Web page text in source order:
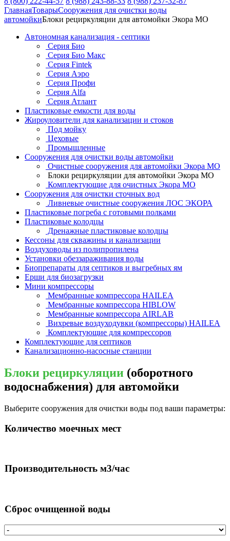
ГлавнаяТоварыСооружения для очистки воды
автомойкиБлоки рециркуляции для автомойки Экора МО
Автономная канализация - септики
Серия Био
Серия Био Макс
Серия Fintek
Серия Аэро
Серия Профи
Серия Alfa
Серия Атлант
Пластиковые емкости для воды
Жироуловители для канализации и стоков
Под мойку
Цеховые
Промышленные
Сооружения для очистки воды автомойки
Очистные сооружения для автомойки Экора МО
Блоки рециркуляции для автомойки Экора МО
Комплектующие для очистных Экора МО
Сооружения для очистки сточных вод
Ливневые очистные сооружения ЛОС ЭКОРА
Пластиковые погреба с готовыми полками
Пластиковые колодцы
Дренажные пластиковые колодцы
Кессоны для скважины и канализации
Воздуховоды из полипропилена
Установки обеззараживания воды
Биопрепараты для септиков и выгребных ям
Ерши для биозагрузки
Мини компрессоры
Мембранные компрессора HAILEA
Мембранные компрессора HIBLOW
Мембранные компрессора AIRLAB
Вихревые воздуходувки (компрессоры) HAILEA
Комплектующие для компрессоров
Комплектующие для септиков
Канализационно-насосные станции
Блоки рециркуляции (оборотного
водоснабжения) для автомойки
Выберите сооружения для очистки воды под ваши параметры:
Количество моечных мест
Производительность м3/час
Сброс очищенной воды